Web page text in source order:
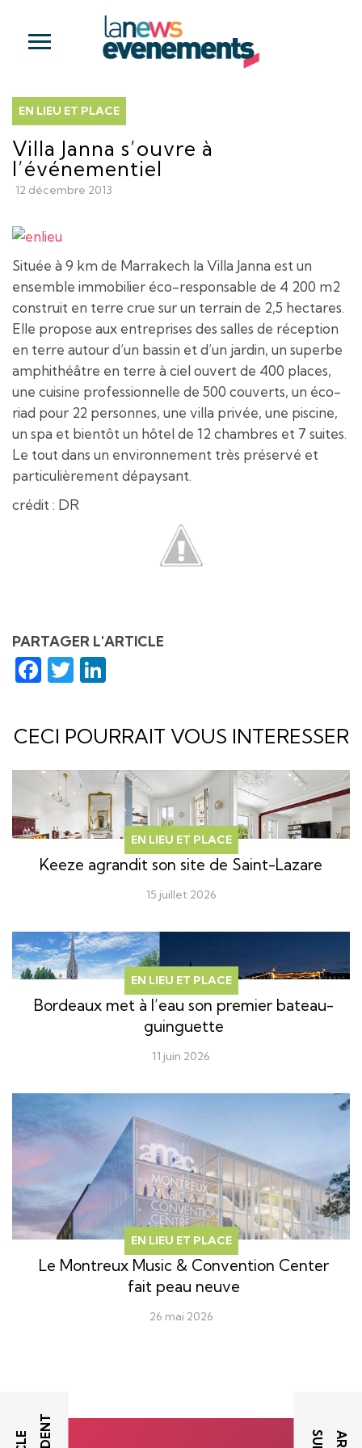
EN LIEU ET PLACE
Villa Janna s’ouvre à
l’événementiel
12 décembre 2013
Située à 9 km de Marrakech la Villa Janna est un
ensemble immobilier éco-responsable de 4 200 m2
construit en terre crue sur un terrain de 2,5 hectares.
Elle propose aux entreprises des salles de réception
en terre autour d’un bassin et d’un jardin, un superbe
amphithéâtre en terre à ciel ouvert de 400 places,
une cuisine professionnelle de 500 couverts, un éco-
riad pour 22 personnes, une villa privée, une piscine,
un spa et bientôt un hôtel de 12 chambres et 7 suites.
Le tout dans un environnement très préservé et
particulièrement dépaysant.
crédit : DR
PARTAGER L'ARTICLE
Facebook
Twitter
CECI POURRAIT VOUS INTERESSER
EN LIEU ET PLACE
Keeze agrandit son site de Saint-Lazare
15 juillet 2026
EN LIEU ET PLACE
Bordeaux met à l’eau son premier bateau-
guinguette
11 juin 2026
EN LIEU ET PLACE
Le Montreux Music & Convention Center
fait peau neuve
26 mai 2026